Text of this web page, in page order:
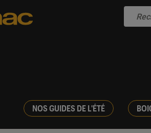
NOS GUIDES DE L'ÉTÉ